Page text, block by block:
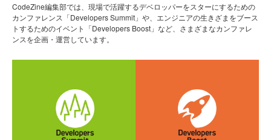
CodeZine編集部では、現場で活躍するデベロッパーをスターにするための
カンファレンス「Developers Summit」や、エンジニアの生きざまをブース
トするためのイベント「Developers Boost」など、さまざまなカンファレ
ンスを企画・運営しています。